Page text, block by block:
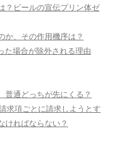
？ビールの宣伝プリン体ゼ
か、その作用機序は？
た場合が除外される理由
普通どっちが先にくる？
求項ごとに請求しようとす
ければならない？